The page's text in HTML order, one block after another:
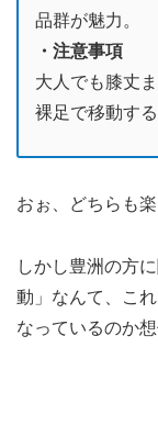
品群が魅力。
・注意事項
大人でも膝丈
裸足で移動す
おぉ、どちらも
しかし豊洲の方
動」なんて、こ
なっているのか